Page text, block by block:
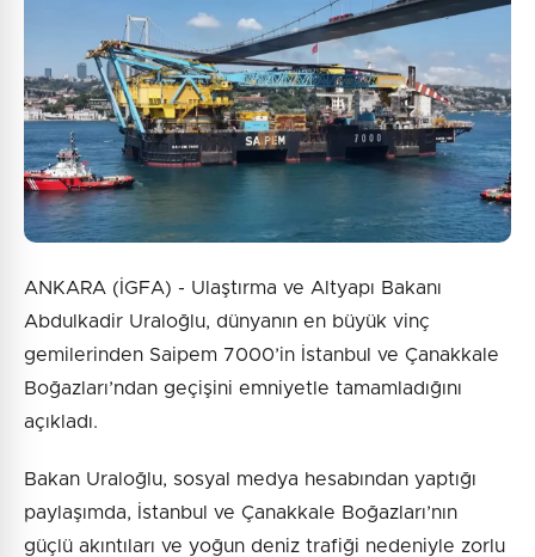
1 + 6 = ?
Gönder
ANKARA (İGFA) - Ulaştırma ve Altyapı Bakanı
Abdulkadir Uraloğlu, dünyanın en büyük vinç
gemilerinden Saipem 7000’in İstanbul ve Çanakkale
Boğazları’ndan geçişini emniyetle tamamladığını
açıkladı.
Bakan Uraloğlu, sosyal medya hesabından yaptığı
paylaşımda, İstanbul ve Çanakkale Boğazları’nın
güçlü akıntıları ve yoğun deniz trafiği nedeniyle zorlu